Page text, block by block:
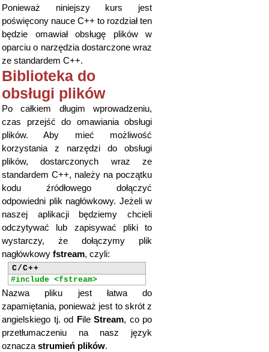
Ponieważ niniejszy kurs jest
poświęcony nauce C++ to rozdział ten
będzie omawiał obsługę plików w
oparciu o narzędzia dostarczone wraz
ze standardem C++.
Biblioteka do
obsługi plików
Po całkiem długim wprowadzeniu,
czas przejść do omawiania obsługi
plików. Aby mieć możliwość
korzystania z narzędzi do obsługi
plików, dostarczonych wraz ze
standardem C++, należy na początku
kodu źródłowego dołączyć
odpowiedni plik nagłówkowy. Jeżeli w
naszej aplikacji będziemy chcieli
odczytywać lub zapisywać pliki to
wystarczy, że dołączymy plik
nagłówkowy fstream, czyli:
C/C++
#include <fstream>
Nazwa pliku jest łatwa do
zapamiętania, ponieważ jest to skrót z
angielskiego tj. od
File Stream, co po
przetłumaczeniu na nasz język
oznacza strumień plików.